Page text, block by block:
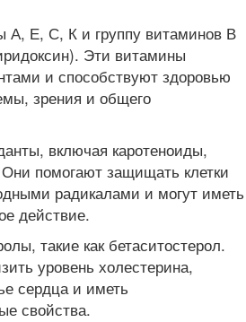
А, Е, С, К и группу витаминов В
Эти витамины
и способствуют здоровью
зрения и общего
включая каротеноиды,
помогают защищать клетки
радикалами и могут иметь
действие.
такие как бетаситостерол.
уровень холестерина,
сердца и иметь
свойства.